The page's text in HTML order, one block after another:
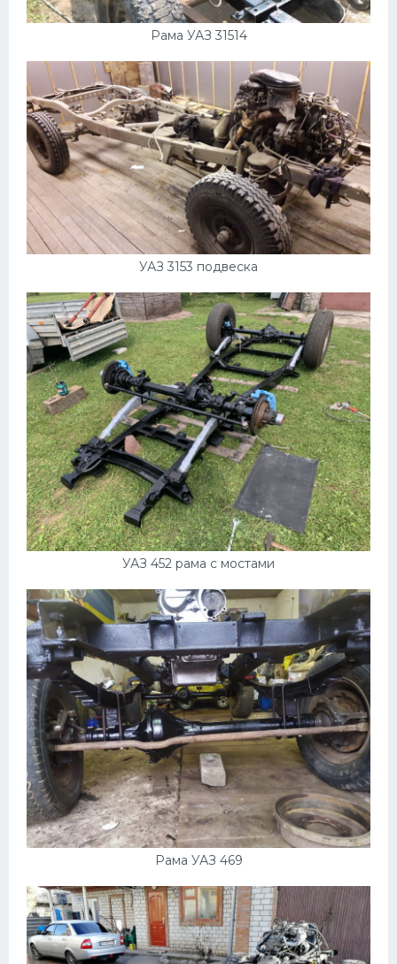
Рама УАЗ 31514
УАЗ 3153 подвеска
УАЗ 452 рама с мостами
Рама УАЗ 469